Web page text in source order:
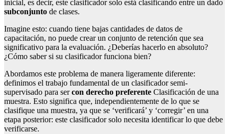
inicial, es decir, este clasificador solo está clasificando entre un dado
subconjunto de clases.
Imagine esto: cuando tiene bajas cantidades de datos de
capacitación, no puede crear un conjunto de retención que sea
significativo para la evaluación. ¿Deberías hacerlo en absoluto?
¿Cómo saber si su clasificador funciona bien?
Abordamos este problema de manera ligeramente diferente:
definimos el trabajo fundamental de un clasificador semi-
supervisado para sercon derecho preferente Clasificación de una
muestra. Esto significa que, independientemente de lo que se
clasifique una muestra, ya que se ‘verificará’ y ‘corregir’ en una
etapa posterior: este clasificador solo necesita identificar lo que debe
verificarse.